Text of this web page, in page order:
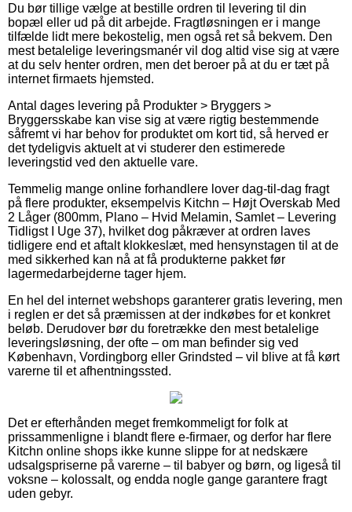
Du bør tillige vælge at bestille ordren til levering til din
bopæl eller ud på dit arbejde. Fragtløsningen er i mange
tilfælde lidt mere bekostelig, men også ret så bekvem. Den
mest betalelige leveringsmanér vil dog altid vise sig at være
at du selv henter ordren, men det beroer på at du er tæt på
internet firmaets hjemsted.
Antal dages levering på Produkter > Bryggers >
Bryggersskabe kan vise sig at være rigtig bestemmende
såfremt vi har behov for produktet om kort tid, så herved er
det tydeligvis aktuelt at vi studerer den estimerede
leveringstid ved den aktuelle vare.
Temmelig mange online forhandlere lover dag-til-dag fragt
på flere produkter, eksempelvis Kitchn – Højt Overskab Med
2 Låger (800mm, Plano – Hvid Melamin, Samlet – Levering
Tidligst I Uge 37), hvilket dog påkræver at ordren laves
tidligere end et aftalt klokkeslæt, med hensynstagen til at de
med sikkerhed kan nå at få produkterne pakket før
lagermedarbejderne tager hjem.
En hel del internet webshops garanterer gratis levering, men
i reglen er det så præmissen at der indkøbes for et konkret
beløb. Derudover bør du foretrække den mest betalelige
leveringsløsning, der ofte – om man befinder sig ved
København, Vordingborg eller Grindsted – vil blive at få kørt
varerne til et afhentningssted.
Det er efterhånden meget fremkommeligt for folk at
prissammenligne i blandt flere e-firmaer, og derfor har flere
Kitchn online shops ikke kunne slippe for at nedskære
udsalgspriserne på varerne – til babyer og børn, og ligeså til
voksne – kolossalt, og endda nogle gange garantere fragt
uden gebyr.